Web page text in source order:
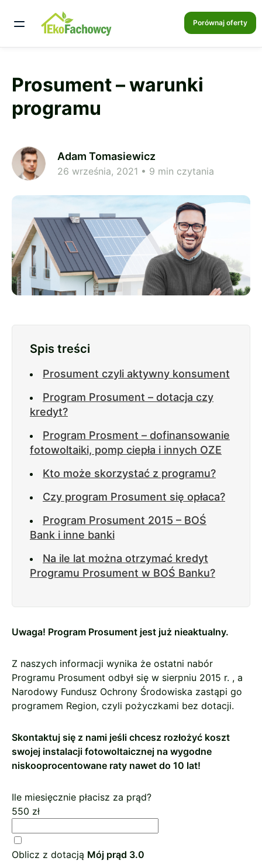
Porównaj oferty
Prosument – warunki
programu
Adam Tomasiewicz
26 września, 2021 • 9 min czytania
Spis treści
Prosument czyli aktywny konsument
Program Prosument – dotacja czy
kredyt?
Program Prosment – dofinansowanie
fotowoltaiki, pomp ciepła i innych OZE
Kto może skorzystać z programu?
Czy program Prosument się opłaca?
Program Prosument 2015 – BOŚ
Bank i inne banki
Na ile lat można otrzymać kredyt
Programu Prosument w BOŚ Banku?
Uwaga! Program Prosument jest już nieaktualny.
Z naszych informacji wynika że ostatni nabór
Programu Prosument odbył się w sierpniu 2015 r. , a
Narodowy Fundusz Ochrony Środowiska zastąpi go
programem Region, czyli pożyczkami bez dotacji.
Skontaktuj się z nami jeśli chcesz rozłożyć koszt
swojej instalacji fotowoltaicznej na wygodne
niskooprocentowane raty nawet do 10 lat!
Ile miesięcznie płacisz za prąd?
550 zł
Oblicz z dotacją Mój prąd 3.0